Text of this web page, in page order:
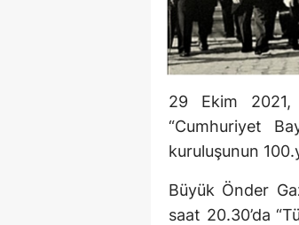
29 Ekim 2021,
“Cumhuriyet
kuruluşunun
Büyük Önder
saat 20.30’da